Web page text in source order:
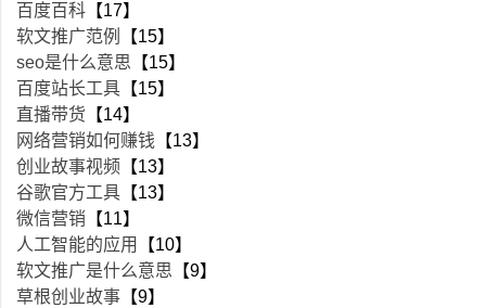
百度百科 【17】
软文推广范例
【15】
seo是什么意思 【15】
百度站长工具 【15】
直播带货 【14】
网络营销如何赚钱 【13】
创业故事视频 【13】
谷歌官方工具 【13】
微信营销 【11】
人工智能的应用
【10】
软文推广是什么意思 【9】
草根创业故事 【9】